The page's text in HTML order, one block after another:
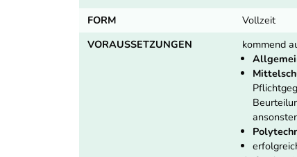
FORM
Vollzeit
VORAUSSETZUNGEN
kommend